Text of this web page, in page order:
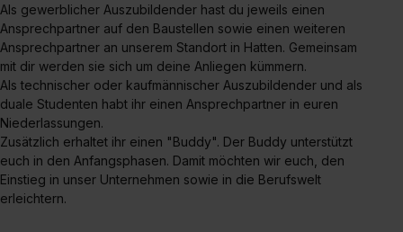
bestimmte Verwendungszwecke zulassen, triff deine
Auswahl über die Checkboxen und klick auf „Auswahl
erlauben“. Die Einwilligung zur Platzierung von Cookies
der Kategorien „Präferenzen“, „Statistiken“ und „Social
Media und Marketing“ umfasst hierbei die Einwilligung
zur Übermittlung deiner Daten in die USA (Art. 49 Abs. 1
S. 1 lit. a) DS-GVO). Die USA verfügen über kein
angemessenes Datenschutzniveau (EuGH – Schrems
II). Du kannst die von dir erteilte Einwilligung jederzeit mit
Wirkung für die Zukunft ganz oder teilweise über unsere
Als gewerblicher Auszubildender hast du jeweils einen
Ansprechpartner auf den Baustellen sowie einen weiteren
Ansprechpartner an unserem Standort in Hatten. Gemeinsam
mit dir werden sie sich um deine Anliegen kümmern.
Als technischer oder kaufmännischer Auszubildender und als
duale Studenten habt ihr einen Ansprechpartner in euren
Niederlassungen.
Zusätzlich erhaltet ihr einen "Buddy". Der Buddy unterstützt
euch in den Anfangsphasen. Damit möchten wir euch, den
Einstieg in unser Unternehmen sowie in die Berufswelt
erleichtern.